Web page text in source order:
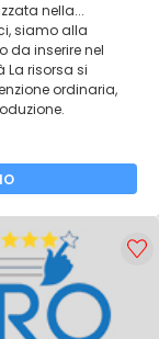
nella...
siamo alla
da inserire nel
La risorsa si
ordinaria,